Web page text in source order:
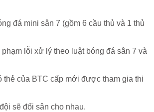
đá mini sân 7 (gồm 6 cầu thủ và 1 thủ
lỗi xử lý theo luật bóng đá sân 7 và
của BTC cấp mới được tham gia thi
sẽ đổi sân cho nhau.